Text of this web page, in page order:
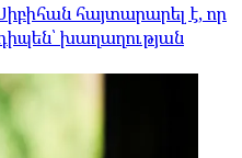
հայտարարել է, որ
խաղաղության